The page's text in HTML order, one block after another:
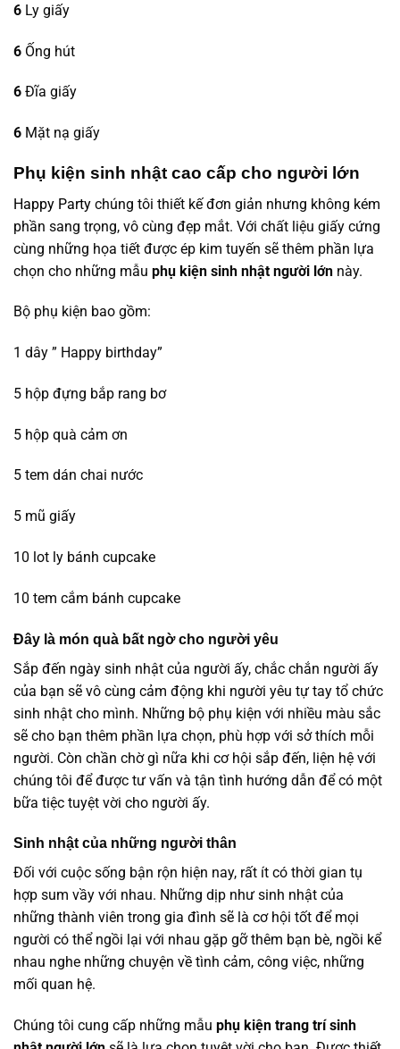
6 Ly giấy
6 Ống hút
6 Đĩa giấy
6 Mặt nạ giấy
Phụ kiện sinh nhật cao cấp cho người lớn
Happy Party chúng tôi thiết kế đơn giản nhưng không kém
phần sang trọng, vô cùng đẹp mắt. Với chất liệu giấy cứng
cùng những họa tiết được ép kim tuyến sẽ thêm phần lựa
chọn cho những mẫu phụ kiện sinh nhật người lớn này.
Bộ phụ kiện bao gồm:
1 dây ” Happy birthday”
5 hộp đựng bắp rang bơ
5 hộp quà cảm ơn
5 tem dán chai nước
5 mũ giấy
10 lot ly bánh cupcake
10 tem cắm bánh cupcake
Đây là món quà bất ngờ cho người yêu
Sắp đến ngày sinh nhật của người ấy, chắc chắn người ấy
của bạn sẽ vô cùng cảm động khi người yêu tự tay tổ chức
sinh nhật cho mình. Những bộ phụ kiện với nhiều màu sắc
sẽ cho bạn thêm phần lựa chọn, phù hợp với sở thích mỗi
người. Còn chần chờ gì nữa khi cơ hội sắp đến, liện hệ với
chúng tôi để được tư vấn và tận tình hướng dẫn để có một
bữa tiệc tuyệt vời cho người ấy.
Sinh nhật của những người thân
Đối với cuộc sống bận rộn hiện nay, rất ít có thời gian tụ
hợp sum vầy với nhau. Những dịp như sinh nhật của
những thành viên trong gia đình sẽ là cơ hội tốt để mọi
người có thể ngồi lại với nhau gặp gỡ thêm bạn bè, ngồi kể
nhau nghe những chuyện về tình cảm, công việc, những
mối quan hệ.
Chúng tôi cung cấp những mẫu phụ kiện trang trí sinh